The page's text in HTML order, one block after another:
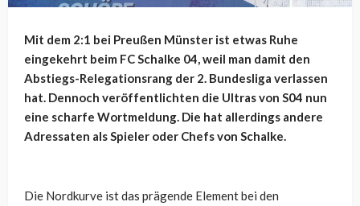
Mit dem 2:1 bei Preußen Münster ist etwas Ruhe
eingekehrt beim FC Schalke 04, weil man damit den
Abstiegs-Relegationsrang der 2. Bundesliga verlassen
hat. Dennoch veröffentlichten die Ultras von S04 nun
eine scharfe Wortmeldung. Die hat allerdings andere
Adressaten als Spieler oder Chefs von Schalke.
Die Nordkurve ist das prägende Element bei den